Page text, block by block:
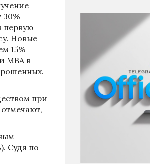
30%
первую
Новые
15%
МВА в
при
Судя по